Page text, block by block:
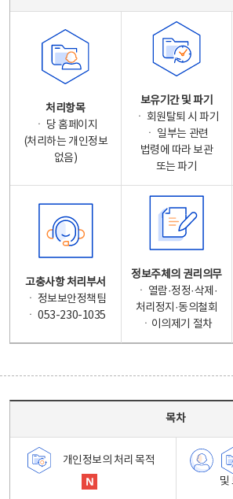
처리항목
ㆍ 당 홈페이지
(처리하는 개인정보
없음)
보유기간 및 파기
ㆍ 회원탈퇴 시 파기
ㆍ 일부는 관련
법령에 따라 보관
또는 파기
고충사항 처리부서
ㆍ 정보보안정책팀
ㆍ 053-230-1035
정보주체의 권리의무
ㆍ 열람·정정·삭제·
처리정지·동의철회
ㆍ이의제기 절차
목차
개인정보의 처리 목적
및